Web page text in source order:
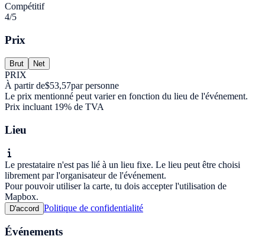
Compétitif
4/5
Prix
Brut Net
PRIX
À partir de$53,57par personne
Le prix mentionné peut varier en fonction du lieu de l'événement.
Prix incluant 19% de TVA
Lieu
Le prestataire n'est pas lié à un lieu fixe. Le lieu peut être choisi
librement par l'organisateur de l'événement.
Pour pouvoir utiliser la carte, tu dois accepter l'utilisation de
Mapbox.
D'accord Politique de confidentialité
Événements